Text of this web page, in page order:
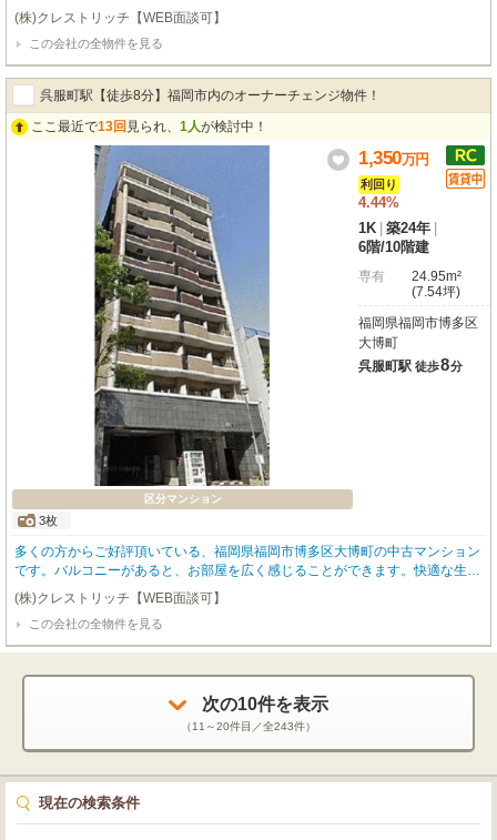
適に。好評の駅近物件となっており、駅より徒歩9分に立地しています。最寄
り駅はJR博多南線博多駅です。室内に明るさと風通しをもたらす快適バルコ
ニー付きです。
(株)クレストリッチ【WEB面談可】
この会社の全物件を見る
呉服町駅【徒歩8分】福岡市内のオーナーチェンジ物件！
ここ最近で13回 見られ、 1人が検討中！
区分マンション
3枚
1,350万円
利回り
4.44%
1K 築24年
6階/10階建
専有
24.95m²
(7.54坪)
福岡県福岡市博多区
大博町
呉服町駅 徒歩8分
多くの方からご好評頂いている、福岡県福岡市博多区大博町の中古マンション
です。バルコニーがあると、お部屋を広く感じることができます。快適な生活
がおくれる1Ｋの物件がオススメです。好評の駅近物件となっており、駅より
徒歩8分に立地しています。最寄り駅は福岡市箱崎線呉服町駅です。
(株)クレストリッチ【WEB面談可】
この会社の全物件を見る
次の10件を表示
（11～20件目／全243件）
現在の検索条件